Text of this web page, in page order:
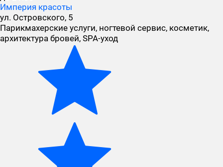
Империя красоты
ул. Островского, 5
Парикмахерские услуги, ногтевой сервис, косметик,
архитектура бровей, SPA-уход